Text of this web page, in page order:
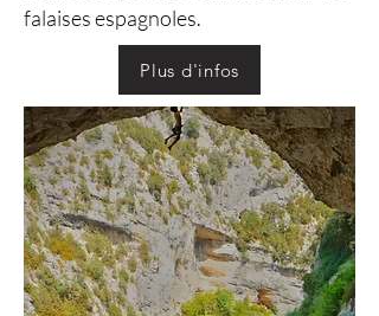
falaises espagnoles.
Plus d'infos